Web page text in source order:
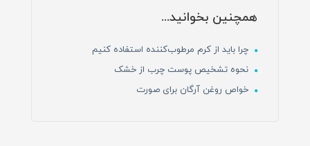
همچنین بخوانید...
چرا باید از کرم مرطوب‌کننده استفاده کنیم
نحوه تشخیص پوست چرب از خشک
خواص روغن آرگان برای صورت